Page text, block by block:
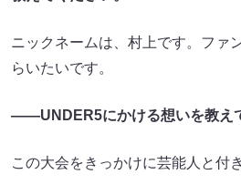
ニックネームは、村上です。ファ
らいたいです。
――UNDER5にかける想いを教え
この大会をきっかけに芸能人と付